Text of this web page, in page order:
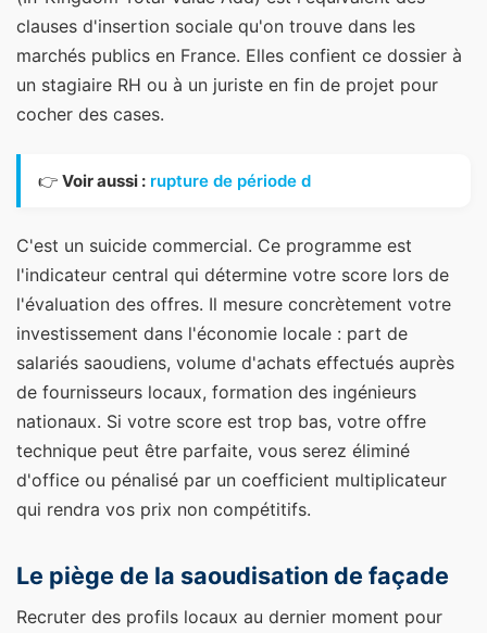
clauses d'insertion sociale qu'on trouve dans les
marchés publics en France. Elles confient ce dossier à
un stagiaire RH ou à un juriste en fin de projet pour
cocher des cases.
👉 Voir aussi : rupture de période d
C'est un suicide commercial. Ce programme est
l'indicateur central qui détermine votre score lors de
l'évaluation des offres. Il mesure concrètement votre
investissement dans l'économie locale : part de
salariés saoudiens, volume d'achats effectués auprès
de fournisseurs locaux, formation des ingénieurs
nationaux. Si votre score est trop bas, votre offre
technique peut être parfaite, vous serez éliminé
d'office ou pénalisé par un coefficient multiplicateur
qui rendra vos prix non compétitifs.
Le piège de la saoudisation de façade
Recruter des profils locaux au dernier moment pour